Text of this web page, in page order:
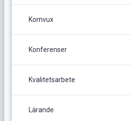
Komvux
Konferenser
Kvalitetsarbete
Lärande